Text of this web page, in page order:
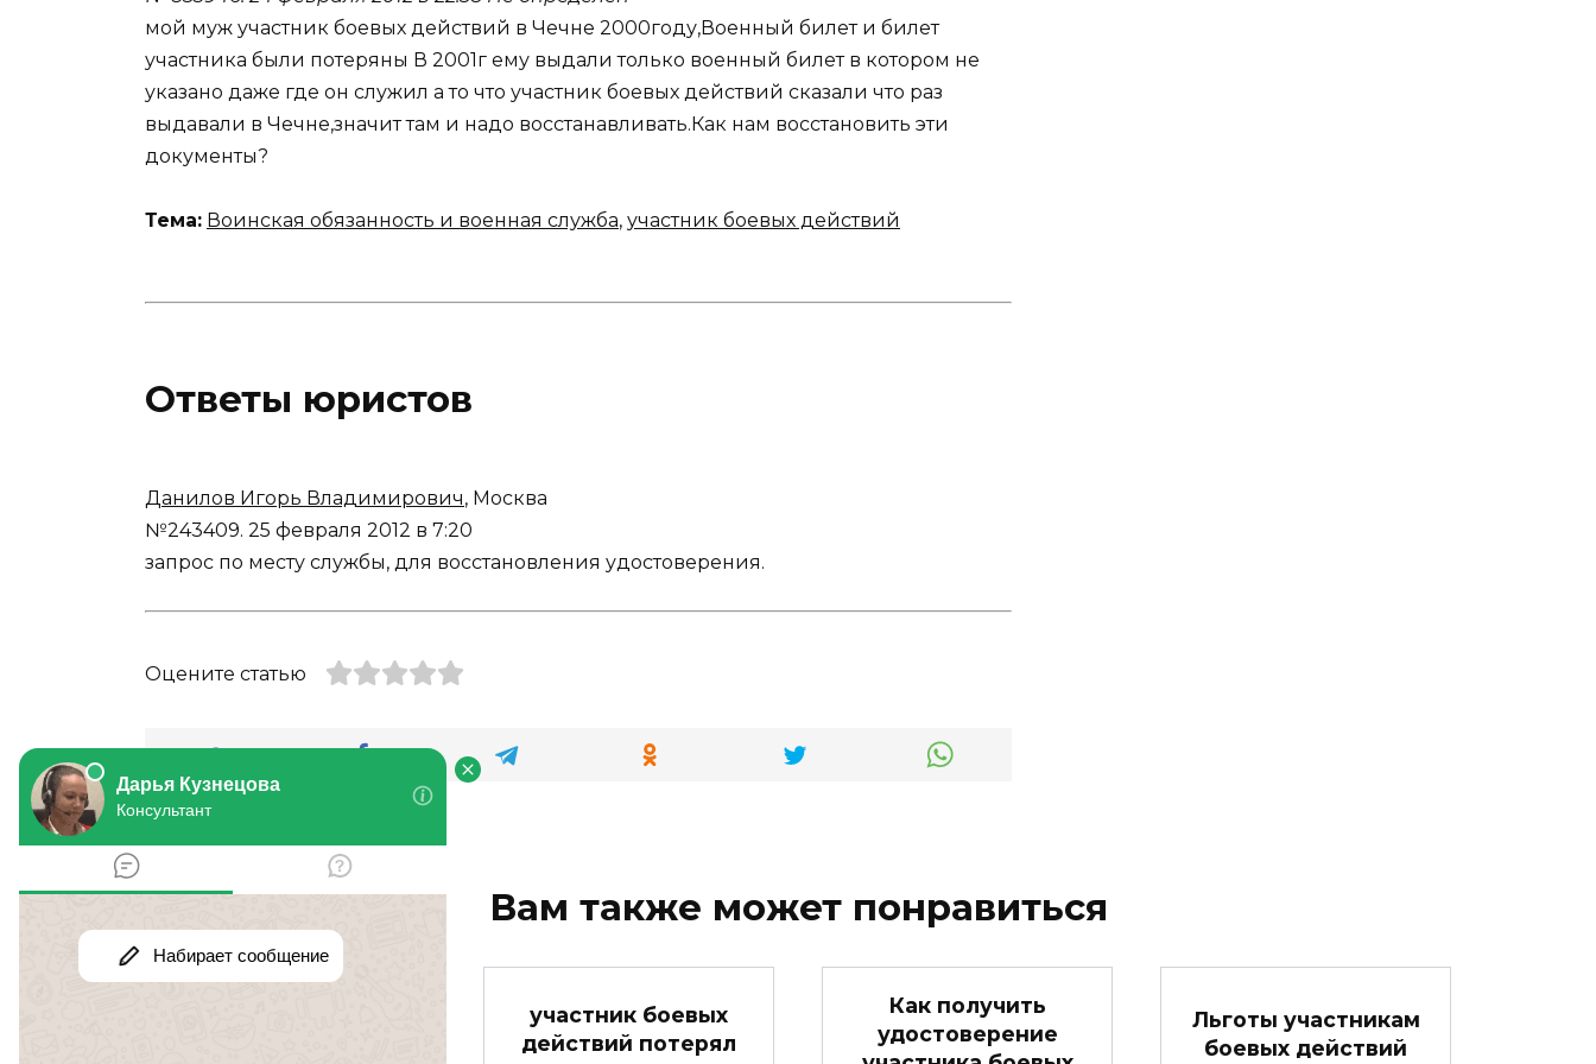
мой муж участник боевых действий в Чечне 2000году,Военный билет и билет
участника были потеряны В 2001г ему выдали только военный билет в котором не
указано даже где он служил а то что участник боевых действий сказали что раз
выдавали в Чечне,значит там и надо восстанавливать.Как нам восстановить эти
документы?
Тема: Воинская обязанность и военная служба, участник боевых действий
Ответы юристов
Данилов Игорь Владимирович, Москва
№243409. 25 февраля 2012 в 7:20
запрос по месту службы, для восстановления удостоверения.
Оцените статью
Вам также может понравиться
участник боевых
действий потерял
Как получить
удостоверение
Льготы участникам
боевых действий